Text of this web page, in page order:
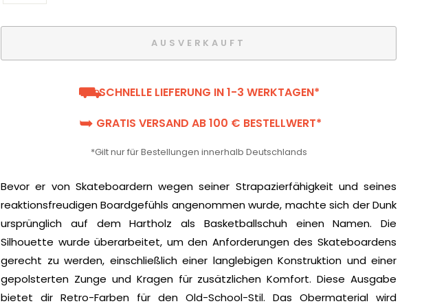
AUSVERKAUFT
⛟SCHNELLE LIEFERUNG IN 1-3 WERKTAGEN*
➥ GRATIS VERSAND AB 100 € BESTELLWERT*
*Gilt nur für Bestellungen innerhalb Deutschlands
Bevor er von Skateboardern wegen seiner Strapazierfähigkeit und seines
reaktionsfreudigen Boardgefühls angenommen wurde, machte sich der Dunk
ursprünglich auf dem Hartholz als Basketballschuh einen Namen. Die
Silhouette wurde überarbeitet, um den Anforderungen des Skateboardens
gerecht zu werden, einschließlich einer langlebigen Konstruktion und einer
gepolsterten Zunge und Kragen für zusätzlichen Komfort. Diese Ausgabe
bietet dir Retro-Farben für den Old-School-Stil. Das Obermaterial wird